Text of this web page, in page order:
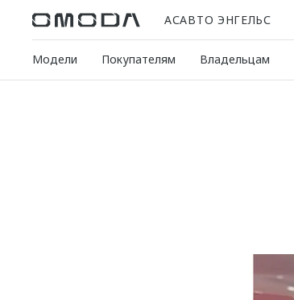
АСАВТО ЭНГЕЛЬС
Модели Покупателям Владельцам